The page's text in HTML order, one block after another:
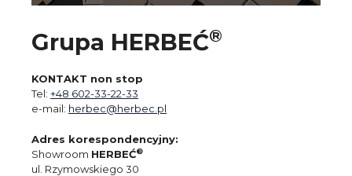
Grupa HERBEĆ®
KONTAKT non stop
Tel: +48 602-33-22-33
e-mail: herbec@herbec.pl
Adres korespondencyjny:
Showroom HERBEĆ®
ul. Rzymowskiego 30